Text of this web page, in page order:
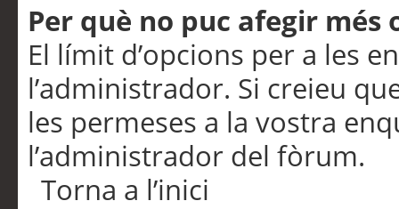
Per què no puc afegir més
El límit d’opcions per a les
l’administrador. Si creieu
les permeses a la vostra
l’administrador del fòrum.
Torna a l’inici